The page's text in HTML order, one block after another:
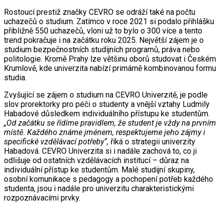
Rostoucí prestiž značky CEVRO se odráží také na počtu
uchazečů o studium. Zatímco v roce 2021 si podalo přihlášku
přibližně 550 uchazečů, vloni už to bylo o 300 více a tento
trend pokračuje i na začátku roku 2025. Největší zájem je o
studium bezpečnostních studijních programů, práva nebo
politologie. Kromě Prahy lze většinu oborů studovat i Českém
Krumlově, kde univerzita nabízí primárně kombinovanou formu
studia.
Zvyšující se zájem o studium na CEVRO Univerzitě, je podle
slov prorektorky pro péči o studenty a vnější vztahy Ludmily
Habadové důsledkem individuálního přístupu ke studentům.
„Od začátku se řídíme pravidlem, že student je vždy na prvním
místě. Každého známe jménem, respektujeme jeho zájmy i
specifické vzdělávací potřeby“, říká o strategii univerzity
Habadová. CEVRO Univerzita si i nadále zachová to, co ji
odlišuje od ostatních vzdělávacích institucí – důraz na
individuální přístup ke studentům. Malé studijní skupiny,
osobní komunikace s pedagogy a pochopení potřeb každého
studenta, jsou i nadále pro univerzitu charakteristickými
rozpoznávacími prvky.